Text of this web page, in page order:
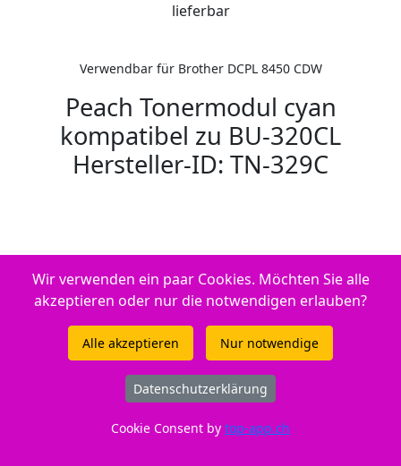
lieferbar
Verwendbar für Brother DCPL 8450 CDW
Peach Tonermodul cyan
kompatibel zu BU-320CL
Hersteller-ID: TN-329C
Wir verwenden ein paar Cookies. Möchten Sie alle
akzeptieren oder nur die notwendigen erlauben?
Alle akzeptieren Nur notwendige
Datenschutzerklärung
Cookie Consent by top-app.ch